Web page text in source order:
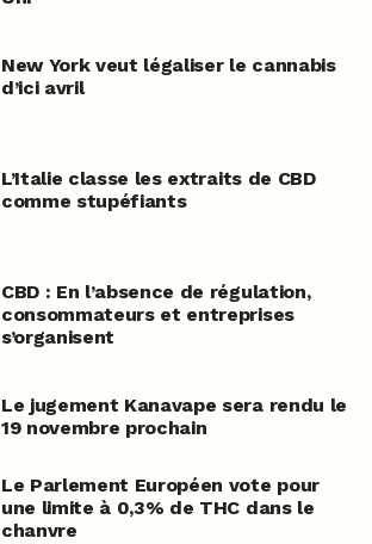
New York veut légaliser le cannabis
d’ici avril
L’Italie classe les extraits de CBD
comme stupéfiants
CBD : En l’absence de régulation,
consommateurs et entreprises
s’organisent
Le jugement Kanavape sera rendu le
19 novembre prochain
Le Parlement Européen vote pour
une limite à 0,3% de THC dans le
chanvre